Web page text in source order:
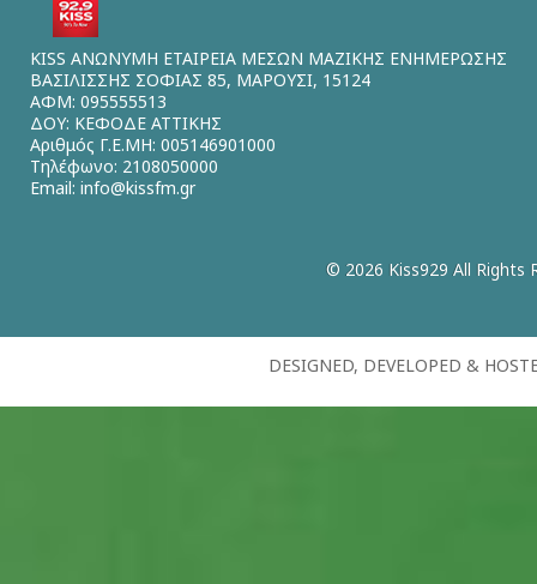
KISS ΑΝΩΝΥΜΗ ΕΤΑΙΡΕΙΑ ΜΕΣΩΝ ΜΑΖΙΚΗΣ ΕΝΗΜΕΡΩΣΗΣ
ΒΑΣΙΛΙΣΣΗΣ ΣΟΦΙΑΣ 85, ΜΑΡΟΥΣΙ, 15124
ΑΦΜ: 095555513
ΔΟΥ: ΚΕΦΟΔΕ ΑΤΤΙΚΗΣ
Αριθμός Γ.Ε.ΜΗ: 005146901000
Τηλέφωνο: 2108050000
Email: info@kissfm.gr
© 2026 Kiss929 All Rights
DESIGNED, DEVELOPED &